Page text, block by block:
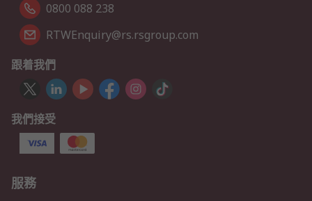
0800 088 238
RTWEnquiry@rs.rsgroup.com
跟着我們
我們接受
服務